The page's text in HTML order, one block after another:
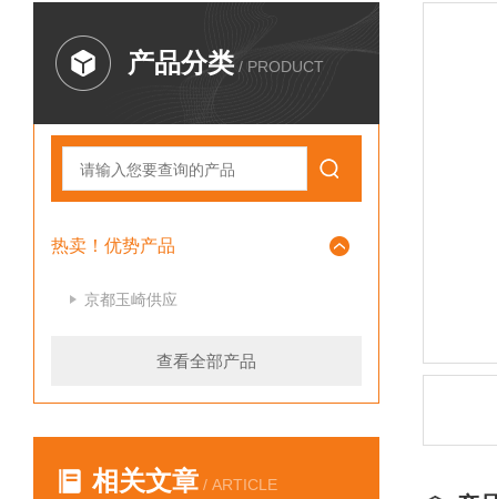
产品分类 / PRODUCT
热卖！优势产品
京都玉崎供应
查看全部产品
相关文章 / ARTICLE